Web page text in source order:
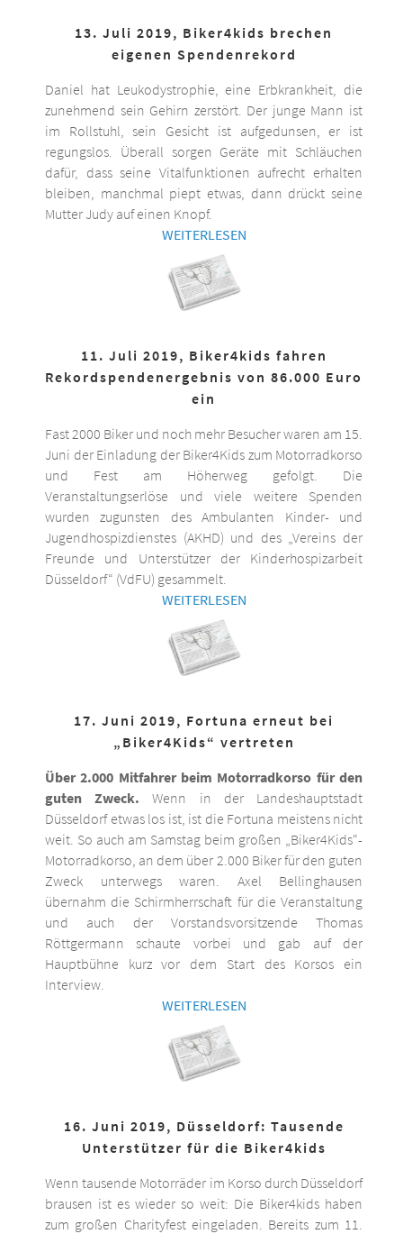
13. Juli 2019, Biker4kids brechen
eigenen Spendenrekord
Daniel hat Leukodystrophie, eine Erbkrankheit, die
zunehmend sein Gehirn zerstört. Der junge Mann ist
im Rollstuhl, sein Gesicht ist aufgedunsen, er ist
regungslos. Überall sorgen Geräte mit Schläuchen
dafür, dass seine Vitalfunktionen aufrecht erhalten
bleiben, manchmal piept etwas, dann drückt seine
Mutter Judy auf einen Knopf.
WEITERLESEN
11. Juli 2019, Biker4kids fahren
Rekordspendenergebnis von 86.000 Euro
ein
Fast 2000 Biker und noch mehr Besucher waren am 15.
Juni der Einladung der Biker4Kids zum Motorradkorso
und Fest am Höherweg gefolgt. Die
Veranstaltungserlöse und viele weitere Spenden
wurden zugunsten des Ambulanten Kinder- und
Jugendhospizdienstes (AKHD) und des „Vereins der
Freunde und Unterstützer der Kinderhospizarbeit
Düsseldorf“ (VdFU) gesammelt.
WEITERLESEN
17. Juni 2019, Fortuna erneut bei
„Biker4Kids“ vertreten
Über 2.000 Mitfahrer beim Motorradkorso für den
guten Zweck. Wenn in der Landeshauptstadt
Düsseldorf etwas los ist, ist die Fortuna meistens nicht
weit. So auch am Samstag beim großen „Biker4Kids“-
Motorradkorso, an dem über 2.000 Biker für den guten
Zweck unterwegs waren. Axel Bellinghausen
übernahm die Schirmherrschaft für die Veranstaltung
und auch der Vorstandsvorsitzende Thomas
Röttgermann schaute vorbei und gab auf der
Hauptbühne kurz vor dem Start des Korsos ein
Interview.
WEITERLESEN
16. Juni 2019, Düsseldorf: Tausende
Unterstützer für die Biker4kids
Wenn tausende Motorräder im Korso durch Düsseldorf
brausen ist es wieder so weit: Die Biker4kids haben
zum großen Charityfest eingeladen. Bereits zum 11.